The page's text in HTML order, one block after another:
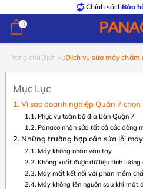
Chính sáchBảo hành –
0
0
Trang chủ Dịch vụDịch vụ sửa máy
Mục Lục
Vì sao doanh nghiệp Quận 7 chọn
Phục vụ toàn bộ địa bàn Quận 7
Panaco nhận sửa tất cả các dòng
Những trường hợp cần sửa lỗi
Máy không nhận vân tay
Không xuất được dữ liệu tính lương
Máy mất kết nối với phần mềm
Máy không lên nguồn sau khi mất